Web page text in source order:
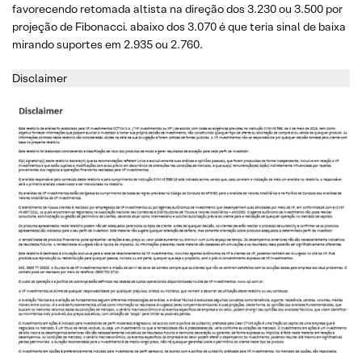
favorecendo retomada altista na direção dos 3.230 ou 3.500 por
projeção de Fibonacci. abaixo dos 3.070 é que teria sinal de baixa
mirando suportes em 2.935 ou 2.760.
Disclaimer